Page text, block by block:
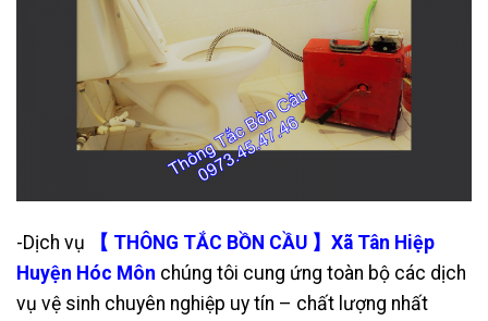
-Dịch vụ
【 THÔNG TẮC BỒN CẦU 】Xã Tân Hiệp
Huyện Hóc Môn chúng tôi cung ứng toàn bộ các dịch
vụ vệ sinh chuyên nghiệp uy tín – chất lượng nhất